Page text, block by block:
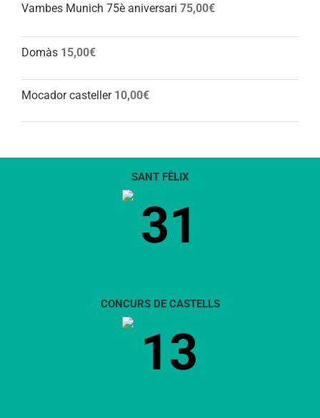
Vambes Munich 75è aniversari 75,00€
Domàs 15,00€
Mocador casteller 10,00€
SANT FÈLIX
31
CONCURS DE CASTELLS
13